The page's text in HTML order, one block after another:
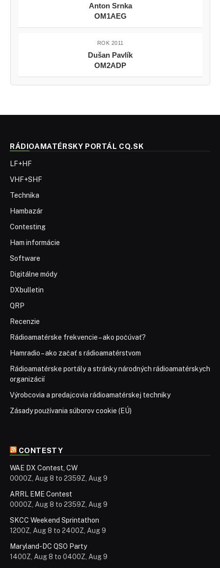
Anton Srnka
OM1AEG
ROK 2011
Dušan Pavlík
OM2ADP
RÁDIOAMATÉRSKY PORTÁL CQ.SK
LF+HF
VHF+SHF
Technika
Hambazár
Contesting
Ham informácie
Software
Digitálne módy
DXbulletin
QRP
Recenzie
Rádioamatérske frekvencie – ako počúvať?
Hamradio – ako začať s rádioamatérstvom
Rádioamatérske portály a stránky národných rádioamatérskych
organizácií
Výrobcovia a predajcovia rádioamatérskej techniky
Zásady používania súborov cookie (EÚ)
CONTESTY
WAE DX Contest, CW
0000Z, Aug 8 to 2359Z, Aug 9
ARRL EME Contest
0000Z, Aug 8 to 2359Z, Aug 9
SKCC Weekend Sprintathon
1200Z, Aug 8 to 2400Z, Aug 9
Maryland-DC QSO Party
1400Z, Aug 8 to 0400Z, Aug 9